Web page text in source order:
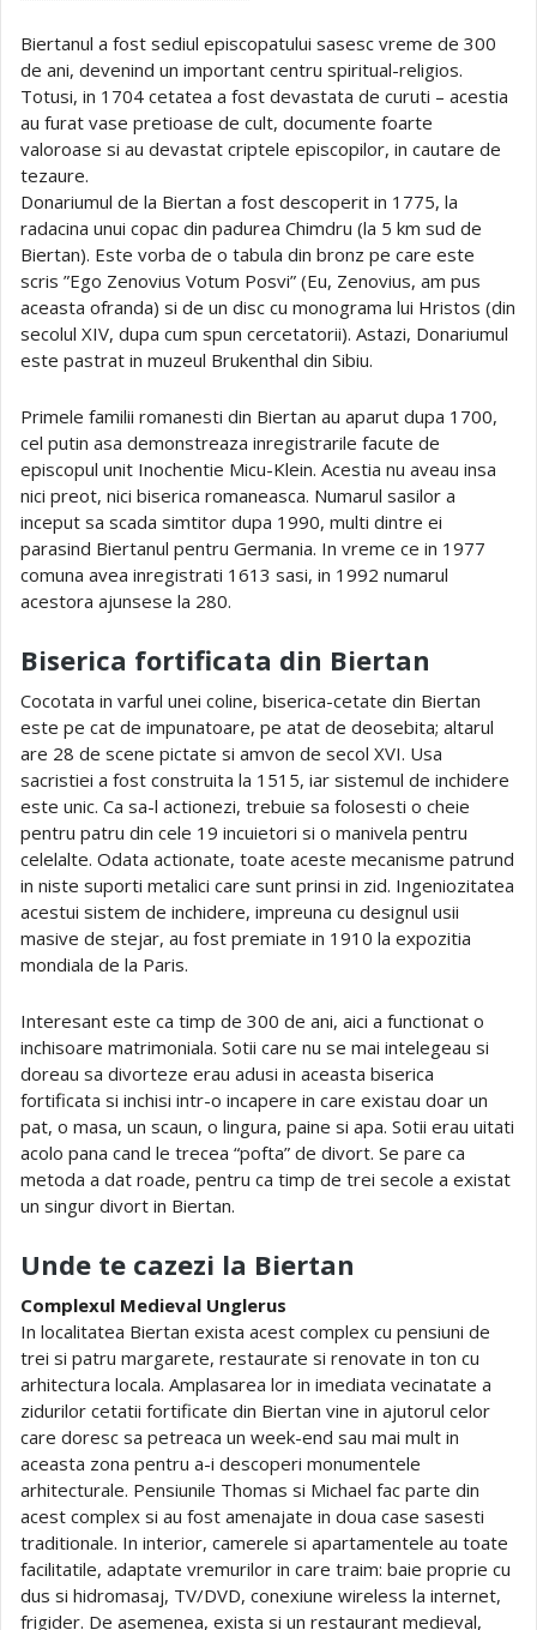
Biertanul a fost sediul episcopatului sasesc vreme de 300
de ani, devenind un important centru spiritual-religios.
Totusi, in 1704 cetatea a fost devastata de curuti – acestia
au furat vase pretioase de cult, documente foarte
valoroase si au devastat criptele episcopilor, in cautare de
tezaure.
Donariumul de la Biertan a fost descoperit in 1775, la
radacina unui copac din padurea Chimdru (la 5 km sud de
Biertan). Este vorba de o tabula din bronz pe care este
scris ”Ego Zenovius Votum Posvi” (Eu, Zenovius, am pus
aceasta ofranda) si de un disc cu monograma lui Hristos (din
secolul XIV, dupa cum spun cercetatorii). Astazi, Donariumul
este pastrat in muzeul Brukenthal din Sibiu.
Primele familii romanesti din Biertan au aparut dupa 1700,
cel putin asa demonstreaza inregistrarile facute de
episcopul unit Inochentie Micu-Klein. Acestia nu aveau insa
nici preot, nici biserica romaneasca. Numarul sasilor a
inceput sa scada simtitor dupa 1990, multi dintre ei
parasind Biertanul pentru Germania. In vreme ce in 1977
comuna avea inregistrati 1613 sasi, in 1992 numarul
acestora ajunsese la 280.
Biserica fortificata din Biertan
Cocotata in varful unei coline, biserica-cetate din Biertan
este pe cat de impunatoare, pe atat de deosebita; altarul
are 28 de scene pictate si amvon de secol XVI. Usa
sacristiei a fost construita la 1515, iar sistemul de inchidere
este unic. Ca sa-l actionezi, trebuie sa folosesti o cheie
pentru patru din cele 19 incuietori si o manivela pentru
celelalte. Odata actionate, toate aceste mecanisme patrund
in niste suporti metalici care sunt prinsi in zid. Ingeniozitatea
acestui sistem de inchidere, impreuna cu designul usii
masive de stejar, au fost premiate in 1910 la expozitia
mondiala de la Paris.
Interesant este ca timp de 300 de ani, aici a functionat o
inchisoare matrimoniala. Sotii care nu se mai intelegeau si
doreau sa divorteze erau adusi in aceasta biserica
fortificata si inchisi intr-o incapere in care existau doar un
pat, o masa, un scaun, o lingura, paine si apa. Sotii erau uitati
acolo pana cand le trecea “pofta” de divort. Se pare ca
metoda a dat roade, pentru ca timp de trei secole a existat
un singur divort in Biertan.
Unde te cazezi la Biertan
Complexul Medieval Unglerus
In localitatea Biertan exista acest complex cu pensiuni de
trei si patru margarete, restaurate si renovate in ton cu
arhitectura locala. Amplasarea lor in imediata vecinatate a
zidurilor cetatii fortificate din Biertan vine in ajutorul celor
care doresc sa petreaca un week-end sau mai mult in
aceasta zona pentru a-i descoperi monumentele
arhitecturale. Pensiunile Thomas si Michael fac parte din
acest complex si au fost amenajate in doua case sasesti
traditionale. In interior, camerele si apartamentele au toate
facilitatile, adaptate vremurilor in care traim: baie proprie cu
dus si hidromasaj, TV/DVD, conexiune wireless la internet,
frigider. De asemenea, exista si un restaurant medieval,